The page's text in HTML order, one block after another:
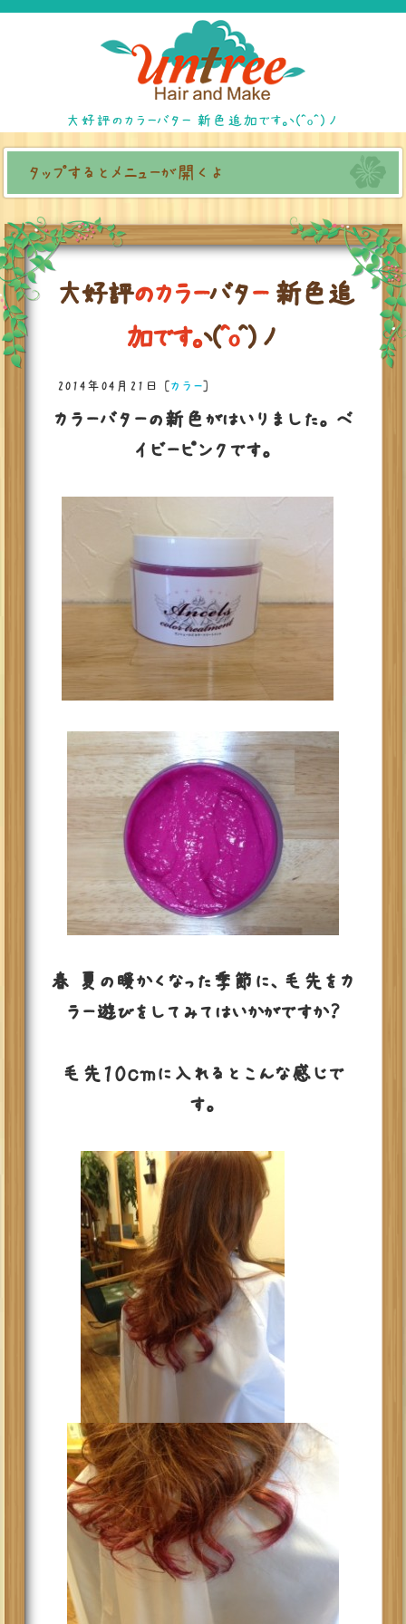
大好評のカラーバター 新色追加です。ヽ(^o^)丿
タップするとメニューが開くよ
大好評のカラーバター 新色追
加です。ヽ(^o^)丿
2014年04月21日 [カラー]
カラーバターの新色がはいりました。 ベ
イビーピンクです。
春 夏の暖かくなった季節に、毛先をカ
ラー遊びをしてみてはいかがですか？
毛先１０ｃｍに入れるとこんな感じで
す。